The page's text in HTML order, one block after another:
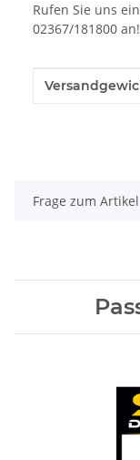
Rufen Sie uns
02367/181800 an!
Wert
Frage zum Artikel